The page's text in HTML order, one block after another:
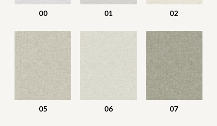
00 01 02
05 06 07